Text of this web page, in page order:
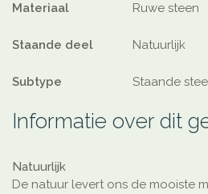
Materiaal Ruwe steen
Staande deel Natuurlijk
Subtype Staande
Informatie over dit
Natuurlijk
De natuur levert ons de mooiste